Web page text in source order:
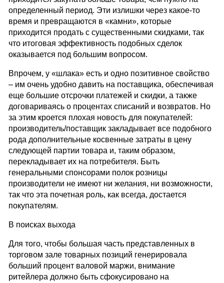
определенный период. Эти излишки через какое-то
время и превращаются в «камни», которые
приходится продать с существенными скидками, так
что итоговая эффективность подобных сделок
оказывается под большим вопросом.
Впрочем, у «шлака» есть и одно позитивное свойство
– им очень удобно давить на поставщика, обеспечивая
еще большие отсрочки платежей и скидки, а также
договариваясь о процентах списаний и возвратов. Но
за этим кроется плохая новость для покупателей:
производитель/поставщик закладывает все подобного
рода дополнительные косвенные затраты в цену
следующей партии товара и, таким образом,
перекладывает их на потребителя. Быть
генеральными спонсорами полок розницы
производители не имеют ни желания, ни возможности,
так что эта почетная роль, как всегда, достается
покупателям.
В поисках выхода
Для того, чтобы большая часть представленных в
торговом зале товарных позиций генерировала
больший процент валовой маржи, внимание
ритейлера должно быть сфокусировано на